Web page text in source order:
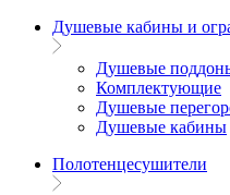
Душевые кабины и
Душевые
Комплектующие
Душевые
Душевые кабины
Полотенцесушители